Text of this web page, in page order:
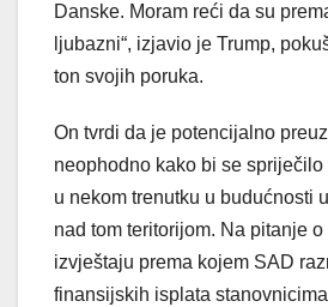
Danske. Moram reći da su
ljubazni“, izjavio je Trump,
ton svojih poruka.
On tvrdi da je potencijalno
neophodno kako bi se
u nekom trenutku u budućnosti
nad tom teritorijom. Na pitanje
izvještaju prema kojem SAD
finansijskih isplata